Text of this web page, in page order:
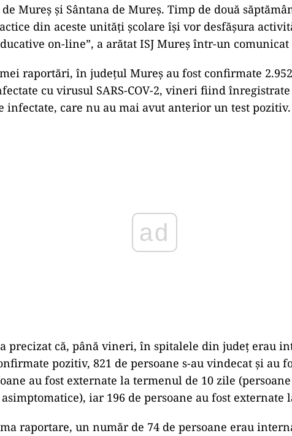
Mureş şi Sântana de Mureş. Timp de două
din aceste unităţi şcolare îşi vor desfăşura
on-line”, a arătat ISJ Mureş într-un comunicat
raportări, în judeţul Mureş au fost confirmate
cu virusul SARS-COV-2, vineri fiind
infectate, care nu au mai avut anterior un test pozitiv.
a precizat că, până vineri, în spitalele din judeţ erau
pozitiv, 821 de persoane s-au vindecat şi au
au fost externate la termenul de 10 zile
iar 196 de persoane au fost externate
raportare, un număr de 74 de persoane erau